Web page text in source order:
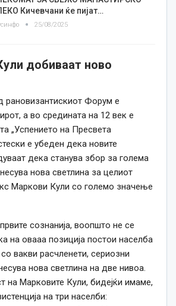
Кичевчани ќе пијат…
25/08/2025
добиваат ново
рановизантискиот Форум е
а во средината на 12 век е
„Успението на Пресвета
е убеден дека новите
дека станува збор за голема
нова светлина за целиот
Маркови Кули со големо значење
сознанија, воопшто не се
на овааа позиција постои населба
вакви расчленети, сериозни
нова светлина на две нивоа.
на Марковите Кули, бидејќи имаме,
на три населби: